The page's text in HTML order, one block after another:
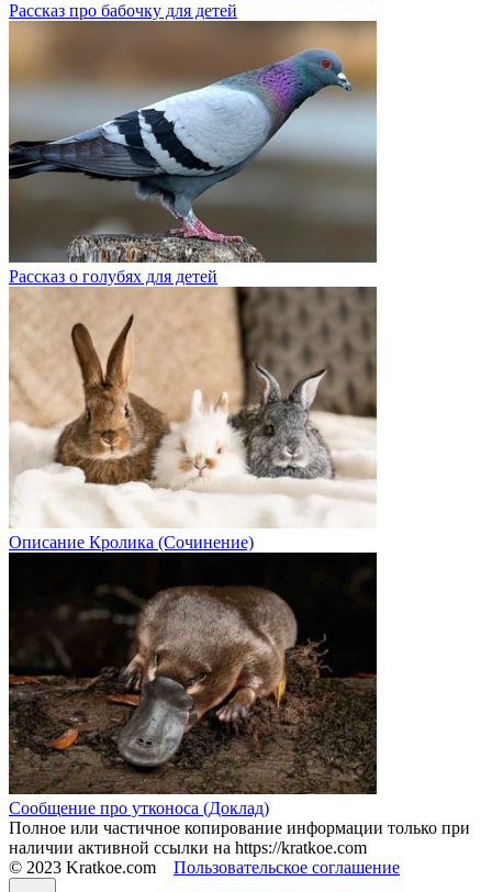
Рассказ про бабочку для детей
Рассказ о голубях для детей
Описание Кролика (Сочинение)
Сообщение про утконоса (Доклад)
Полное или частичное копирование информации только при
наличии активной ссылки на https://kratkoe.com
© 2023 Kratkoe.com Пользовательское соглашение